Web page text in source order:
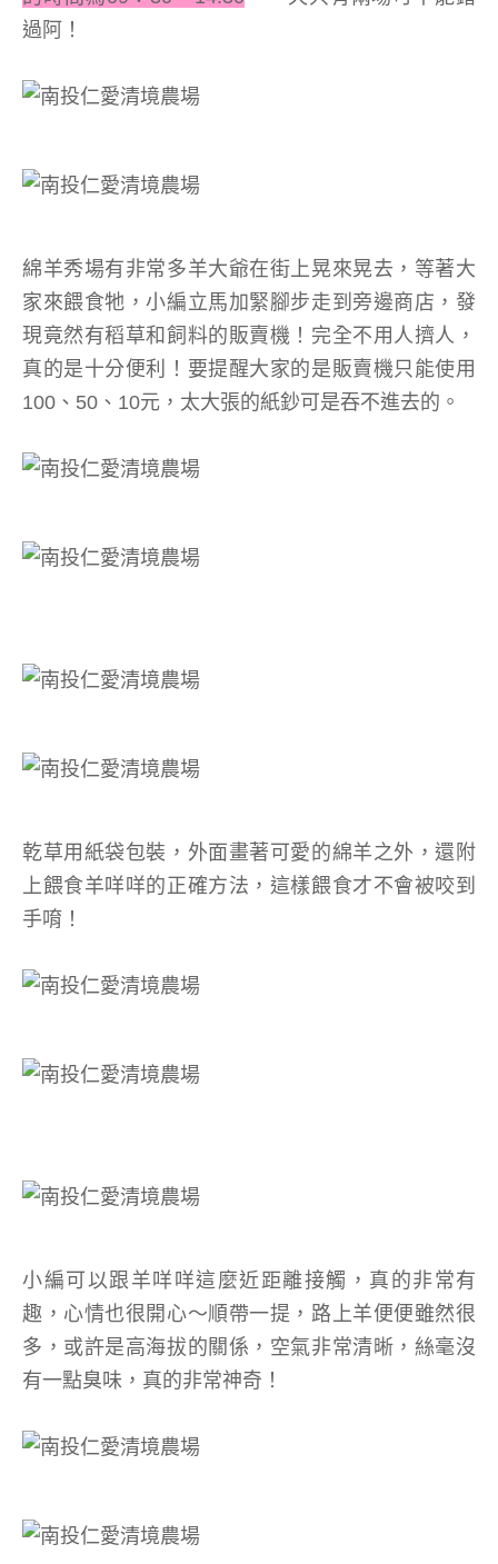
過阿！
綿羊秀場有非常多羊大爺在街上晃來晃去，等著大
家來餵食牠，小編立馬加緊腳步走到旁邊商店，發
現竟然有稻草和飼料的販賣機！完全不用人擠人，
真的是十分便利！要提醒大家的是販賣機只能使用
100、50、10元，太大張的紙鈔可是吞不進去的。
乾草用紙袋包裝，外面畫著可愛的綿羊之外，還附
上餵食羊咩咩的正確方法，這樣餵食才不會被咬到
手唷！
小編可以跟羊咩咩這麼近距離接觸，真的非常有
趣，心情也很開心～順帶一提，路上羊便便雖然很
多，或許是高海拔的關係，空氣非常清晰，絲毫沒
有一點臭味，真的非常神奇！